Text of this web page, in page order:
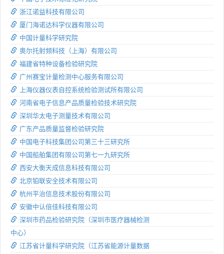
浙江诺益科技有限公司
厦门海诺达科学仪器有限公司
中国计量科学研究院
奥尔托射频科技（上海）有限公司
福建省特种设备检验研究院
广州赛宝计量检测中心服务有限公司
上海仪器仪表自控系统检验测试所有限公司
河南省电子信息产品质量检验技术研究院
深圳华太电子测量技术有限公司
广东产品质量监督检验研究院
中国电子科技集团公司第三十三研究所
中国船舶集团有限公司第七一九研究所
西安大衡天成信息科技有限公司
北京铂联安全技术有限公司
杭州平治信息技术股份有限公司
安徽中认倍佳科技有限公司
深圳市药品检验研究院（深圳市医疗器械检测
中心）
江苏省计量科学研究院（江苏省能源计量数据